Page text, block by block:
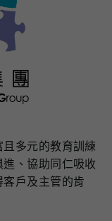
多元的教育訓練
、協助同仁吸收
戶及主管的肯